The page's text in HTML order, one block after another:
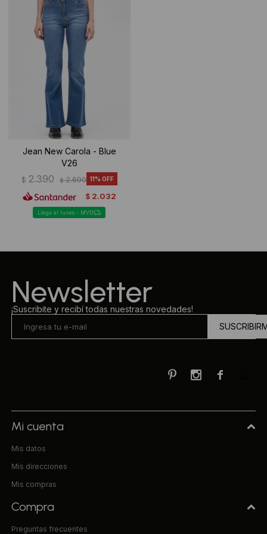
Jean New Carola - Blue
V26
$ 2.390 $ 2.690 11
$ 2.032
Llega el lunes - MVD
Newsletter
¡Suscribite y recibí todas nuestras novedades!

 
Mi cuenta
Mis datos
Mis direcciones
Mis compras
Compra
Preguntas frecuentes
Ropa Interior
Canguros
Camperas
Tejidos
Sherpas
Camisas y blusas
Vestidos
Sherpas